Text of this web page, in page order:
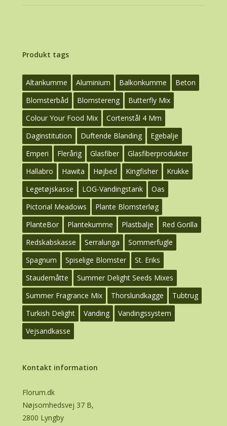
Produkt tags
Altankumme Aluminium Balkonkumme
Beton
Blomsterbåd
Blomstereng
Butterfly Mix
Colour Your Food Mix
Cortenstål 4 Mm
Daginstitution
Duftende Blanding
Egebalje
Emperi
Flerårig Glasfiber
Glasfiberprodukter
Hallabro
Hawita Højbed Kingfisher
Krukke
Legetøjskasse
LOG-Vandingstank
Oas
Pictorial Meadows
Plante Blomsterløg
PlanteBor
Plantekumme Plastbalje
Red Gorilla
Redskabskasse
Serralunga
Sommerfugle
Spagnum
Spiselige Blomster
St. Eriks
Staudemåtte
Summer Delight Seeds Mixes
Summer Fragrance Mix
Thorslundkagge
Tubtrug
Turkish Delight
Vanding
Vandingssystem
Vejsandkasse
Kontakt information
Florum.dk
Nøjsomhedsvej 37 B,
2800 Lyngby